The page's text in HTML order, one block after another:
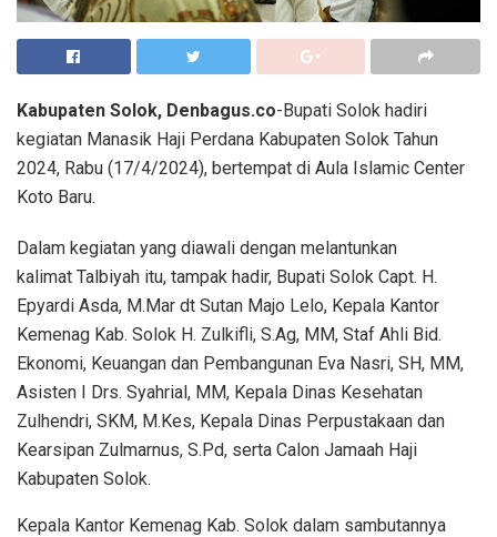
Kabupaten Solok, Denbagus.co-Bupati Solok hadiri
kegiatan Manasik Haji Perdana Kabupaten Solok Tahun
2024, Rabu (17/4/2024), bertempat di Aula Islamic Center
Koto Baru.
Dalam kegiatan yang diawali dengan melantunkan
kalimat Talbiyah itu, tampak hadir, Bupati Solok Capt. H.
Epyardi Asda, M.Mar dt Sutan Majo Lelo, Kepala Kantor
Kemenag Kab. Solok H. Zulkifli, S.Ag, MM, Staf Ahli Bid.
Ekonomi, Keuangan dan Pembangunan Eva Nasri, SH, MM,
Asisten I Drs. Syahrial, MM, Kepala Dinas Kesehatan
Zulhendri, SKM, M.Kes, Kepala Dinas Perpustakaan dan
Kearsipan Zulmarnus, S.Pd, serta Calon Jamaah Haji
Kabupaten Solok.
Kepala Kantor Kemenag Kab. Solok dalam sambutannya